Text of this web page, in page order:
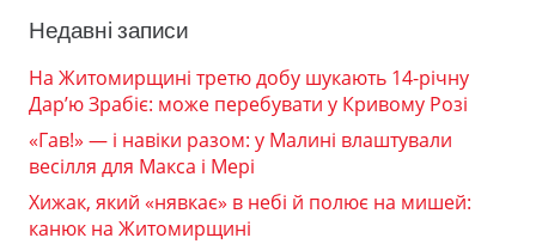
Недавні записи
На Житомирщині третю добу шукають 14-річну
Дар’ю Зрабіє: може перебувати у Кривому Розі
«Гав!» — і навіки разом: у Малині влаштували
весілля для Макса і Мері
Хижак, який «нявкає» в небі й полює на мишей:
канюк на Житомирщині